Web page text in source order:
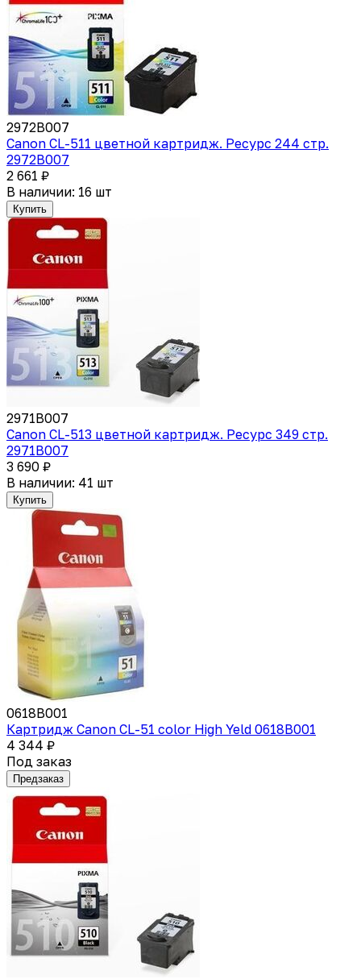
2972B007
Canon CL-511 цветной картридж. Ресурс 244 стр.
2972B007
2 661 ₽
В наличии: 16 шт
Купить
2971B007
Canon CL-513 цветной картридж. Ресурс 349 стр.
2971B007
3 690 ₽
В наличии: 41 шт
Купить
0618B001
Картридж Canon CL-51 color High Yeld 0618B001
4 344 ₽
Под заказ
Предзаказ